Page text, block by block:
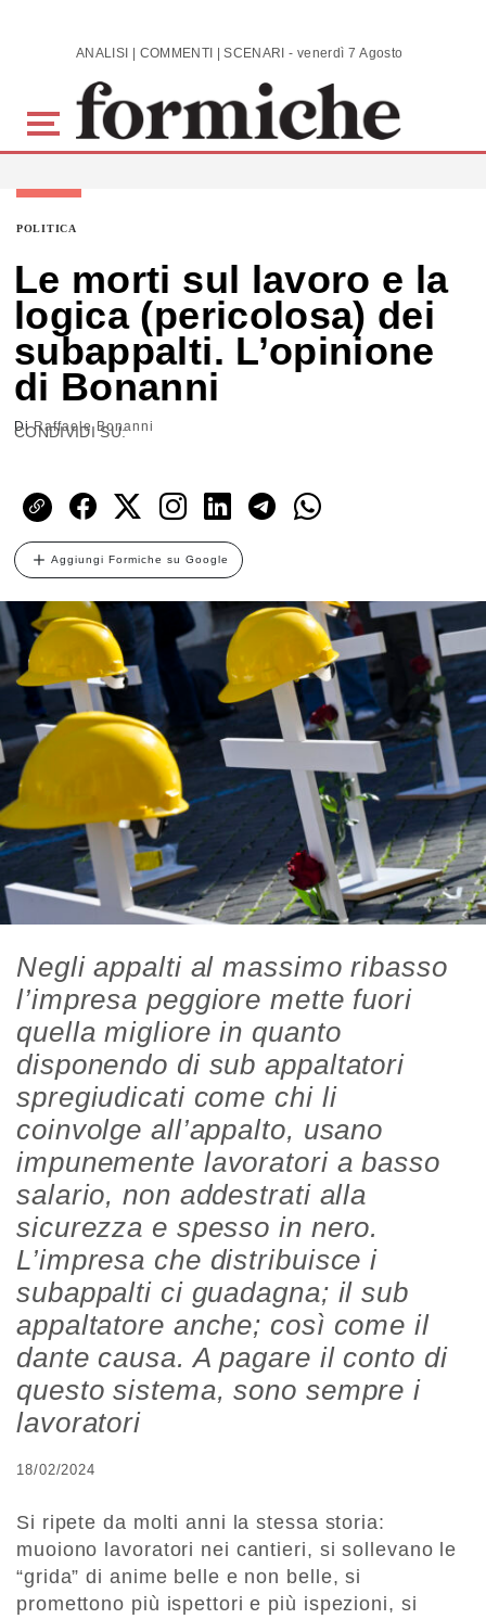
Skip to main content ANALISI | COMMENTI | SCENARI - venerdì 7 Agosto 2026
POLITICA
Le morti sul lavoro e la
logica (pericolosa) dei
subappalti. L’opinione
di Bonanni
DiRaffaele Bonanni
CONDIVIDI SU:
Aggiungi Formiche su Google
Negli appalti al massimo ribasso
l’impresa peggiore mette fuori
quella migliore in quanto
disponendo di sub appaltatori
spregiudicati come chi li
coinvolge all’appalto, usano
impunemente lavoratori a basso
salario, non addestrati alla
sicurezza e spesso in nero.
L’impresa che distribuisce i
subappalti ci guadagna; il sub
appaltatore anche; così come il
dante causa. A pagare il conto di
questo sistema, sono sempre i
lavoratori
18/02/2024
Si ripete da molti anni la stessa storia:
muoiono lavoratori nei cantieri, si sollevano le
“grida” di anime belle e non belle, si
promettono più ispettori e più ispezioni, si